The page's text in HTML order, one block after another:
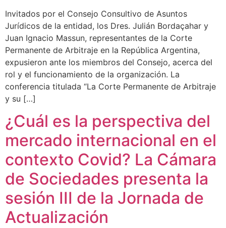
Invitados por el Consejo Consultivo de Asuntos
Jurídicos de la entidad, los Dres. Julián Bordaçahar y
Juan Ignacio Massun, representantes de la Corte
Permanente de Arbitraje en la República Argentina,
expusieron ante los miembros del Consejo, acerca del
rol y el funcionamiento de la organización. La
conferencia titulada “La Corte Permanente de Arbitraje
y su […]
¿Cuál es la perspectiva del
mercado internacional en el
contexto Covid? La Cámara
de Sociedades presenta la
sesión III de la Jornada de
Actualización